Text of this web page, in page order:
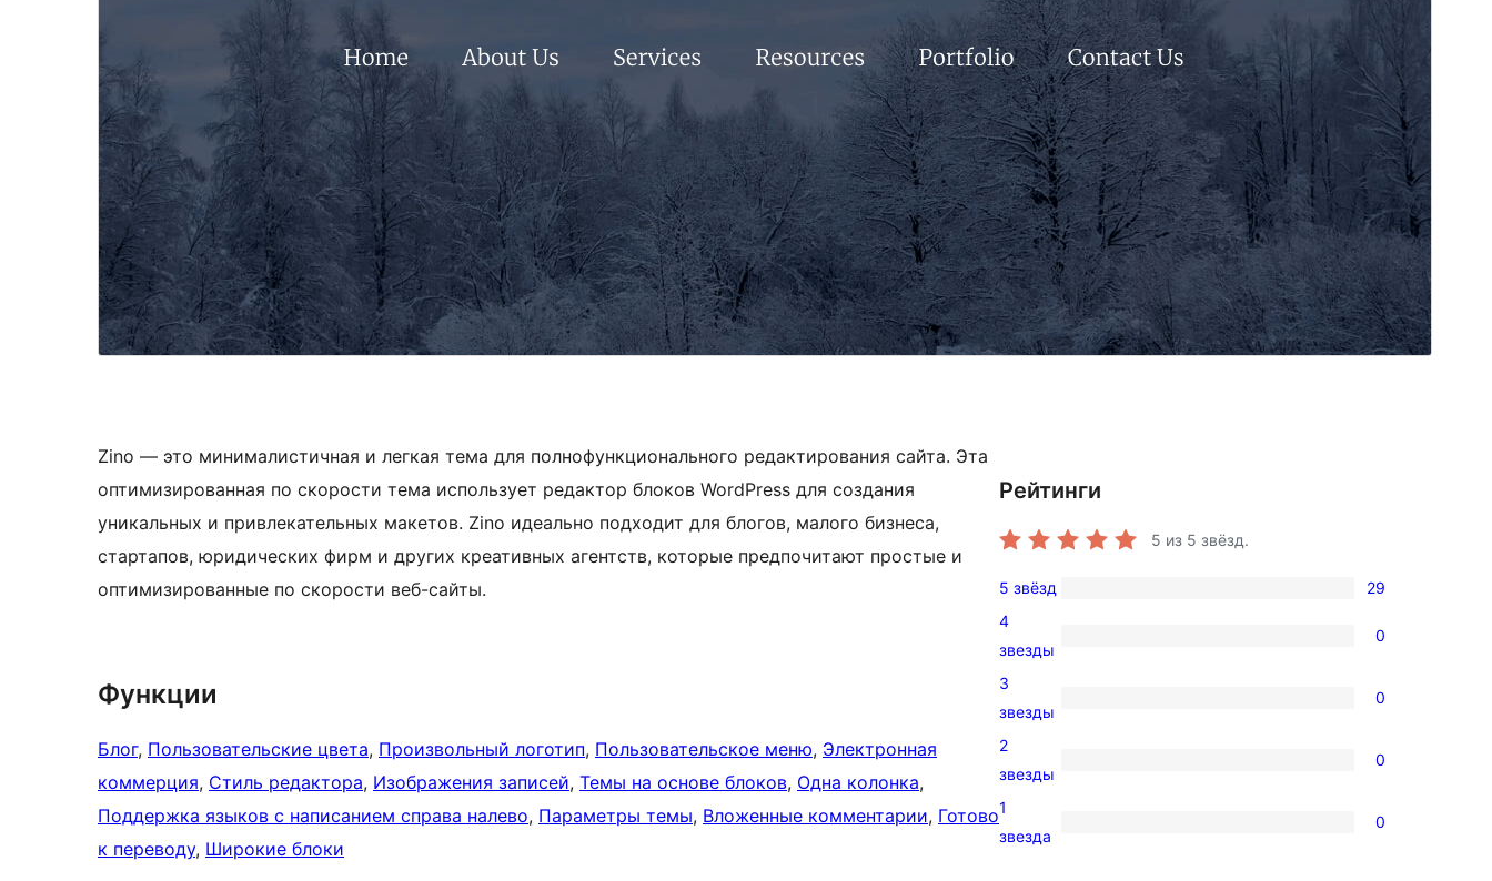
Zino — это минималистичная и легкая тема для полнофункционального редактирования сайта. Эта
оптимизированная по скорости тема использует редактор блоков WordPress для создания
уникальных и привлекательных макетов. Zino идеально подходит для блогов, малого бизнеса,
стартапов, юридических фирм и других креативных агентств, которые предпочитают простые и
оптимизированные по скорости веб-сайты.
Функции
Блог, Пользовательские цвета, Произвольный логотип, Пользовательское меню, Электронная
коммерция, Стиль редактора, Изображения записей, Темы на основе блоков, Одна колонка
Поддержка языков с написанием справа налево, Параметры темы, Вложенные комментарии, Готово
к переводу, Широкие блоки
Рейтинги
5 из 5 звёзд.
29
5-
звездный
отзыв
5 звёзд 29
0
4-
звездный
4
звезды
0
0
3-
звездный
3
звезды
0
0
2-
звездный
2
звезды
0
0
1
звезда
0